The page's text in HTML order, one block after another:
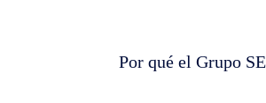
Por qué el Grupo